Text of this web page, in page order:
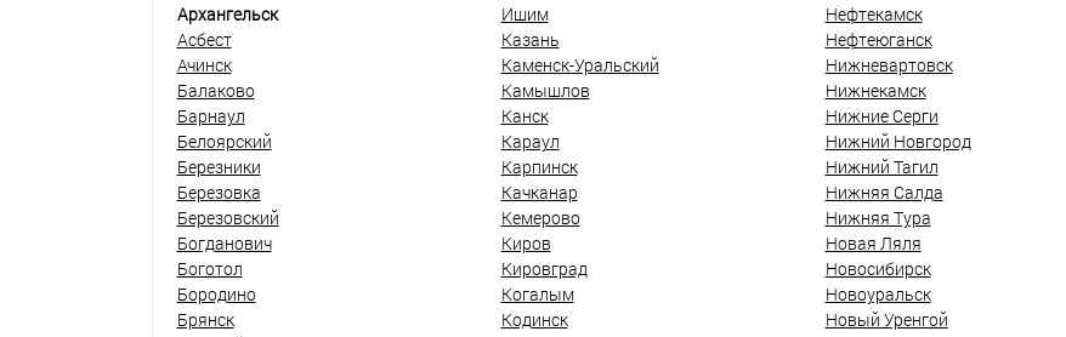
Архангельск
Асбест
Ачинск
Балаково
Барнаул
Белоярский
Березники
Березовка
Березовский
Богданович
Боготол
Бородино
Брянск
Ишим
Казань
Каменск-Уральский
Камышлов
Канск
Караул
Карпинск
Качканар
Кемерово
Киров
Кировград
Когалым
Кодинск
Нефтекамск
Нефтеюганск
Нижневартовск
Нижнекамск
Нижние Серги
Нижний Новгород
Нижний Тагил
Нижняя Салда
Нижняя Тура
Новая Ляля
Новосибирск
Новоуральск
Новый Уренгой